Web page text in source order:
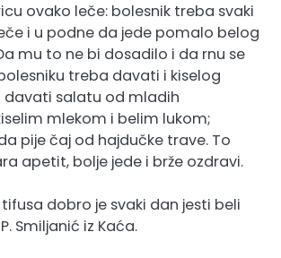
ovako leče: bolesnik treba svaki
i u podne da jede pomalo belog
mu to ne bi dosadilo i da rnu se
treba davati i kiselog
davati salatu od mladih
mlekom i belim lukom;
pije čaj od hajdučke trave. To
apetit, bolje jede i brže ozdravi.
tifusa dobro je svaki dan jesti beli
Smiljanić iz Kaća.